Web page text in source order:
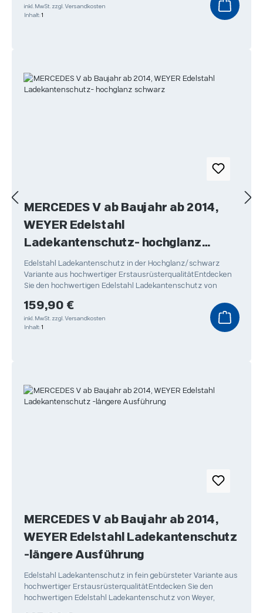
inkl. MwSt. zzgl. Versandkosten
Inhalt: 1
MERCEDES V ab Baujahr ab 2014,
WEYER Edelstahl
Ladekantenschutz- hochglanz
schwarz
Edelstahl Ladekantenschutz in der Hochglanz/schwarz
Variante aus hochwertiger ErstausrüsterqualitätEntdecken
Sie den hochwertigen Edelstahl Ladekantenschutz von
Regulärer Preis:
159,90 €
inkl. MwSt. zzgl. Versandkosten
Inhalt: 1
MERCEDES V ab Baujahr ab 2014,
WEYER Edelstahl Ladekantenschutz
-längere Ausführung
Edelstahl Ladekantenschutz in fein gebürsteter Variante aus
hochwertiger ErstausrüsterqualitätEntdecken Sie den
hochwertigen Edelstahl Ladekantenschutz von Weyer,